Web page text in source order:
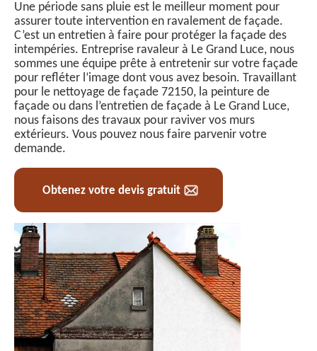
Une période sans pluie est le meilleur moment pour
assurer toute intervention en ravalement de façade.
C’est un entretien à faire pour protéger la façade des
intempéries. Entreprise ravaleur à Le Grand Luce, nous
sommes une équipe prête à entretenir sur votre façade
pour refléter l’image dont vous avez besoin. Travaillant
pour le nettoyage de façade 72150, la peinture de
façade ou dans l’entretien de façade à Le Grand Luce,
nous faisons des travaux pour raviver vos murs
extérieurs. Vous pouvez nous faire parvenir votre
demande.
Obtenez votre devis gratuit